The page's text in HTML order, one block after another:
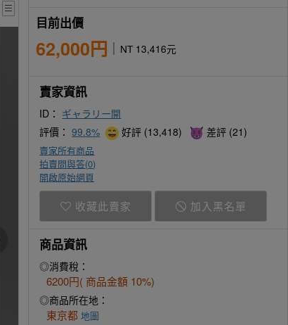
目前出價
62,000円 NT 13,416元
賣家資訊
ID： ギャラリー開
評價：99.8% 好評 (13,418) 差評 (21)
賣家所有商品
拍賣問與答(0)
開啟原始網頁
收藏此賣家 加入黑名單
商品資訊
◎消費稅：
6200円( 商品金額 10%)
◎商品所在地：
東京都 地圖